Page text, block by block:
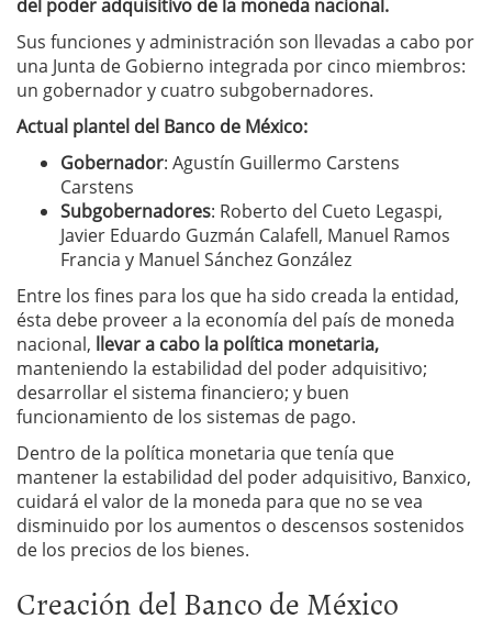
del poder adquisitivo de la moneda nacional.
Sus funciones y administración son llevadas a cabo por
una Junta de Gobierno integrada por cinco miembros:
un gobernador y cuatro subgobernadores.
Actual plantel del Banco de México:
Gobernador: Agustín Guillermo Carstens
Carstens
Subgobernadores: Roberto del Cueto Legaspi,
Javier Eduardo Guzmán Calafell, Manuel Ramos
Francia y Manuel Sánchez González
Entre los fines para los que ha sido creada la entidad,
ésta debe proveer a la economía del país de moneda
nacional, llevar a cabo la política monetaria,
manteniendo la estabilidad del poder adquisitivo;
desarrollar el sistema financiero; y buen
funcionamiento de los sistemas de pago.
Dentro de la política monetaria que tenía que
mantener la estabilidad del poder adquisitivo, Banxico,
cuidará el valor de la moneda para que no se vea
disminuido por los aumentos o descensos sostenidos
de los precios de los bienes.
Creación del Banco de México